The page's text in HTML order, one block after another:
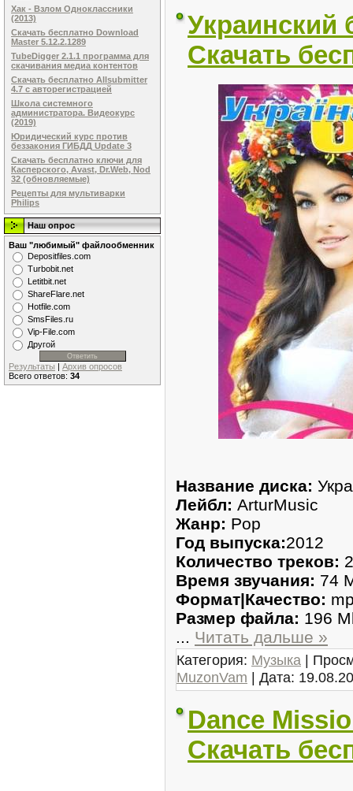
Хак - Взлом Одноклассники
(2013)
Скачать бесплатно Download
Master 5.12.2.1289
TubeDigger 2.1.1 программа для
скачивания медиа контентов
Скачать бесплатно Allsubmitter
4.7 с авторегистрацией
Школа системного
администратора. Видеокурс
(2019)
Юридический курс против
беззакония ГИБДД Update 3
Скачать бесплатно ключи для
Касперского, Avast, Dr.Web, Nod
32 (обновляемые)
Рецепты для мультиварки
Philips
Наш опрос
Ваш "любимый" файлообменник
Dеpоsitfilеs.com
Turbobit.net
Letitbit.net
ShareFlare.net
Hotfile.com
SmsFiles.ru
Vip-File.com
Другой
Результаты | Архив опросов
Всего ответов: 34
Украинский
Скачать
Название диска:
Лейбл: ArturMusic
Жанр: Pор
Год выпуска:2012
Количество треков:
Время звучания: 74
Формат|Качество:
Размер файла: 196
... Читать дальше »
Категория: Музыка |
MuzonVam | Дата:
Dance
Скачать